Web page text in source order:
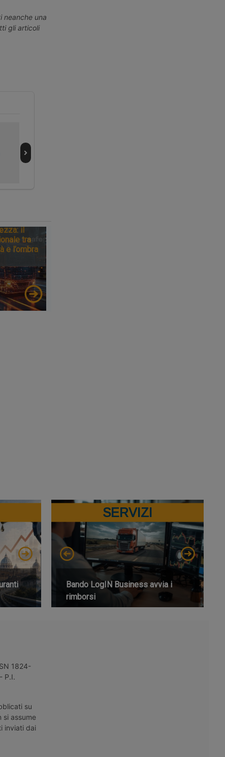
neanche una
gli articoli
il
tra
e l’ombra
SERVIZI
Bando LogIN Business avvia i
rimborsi
1824-
P.I.
su
si assume
inviati dai